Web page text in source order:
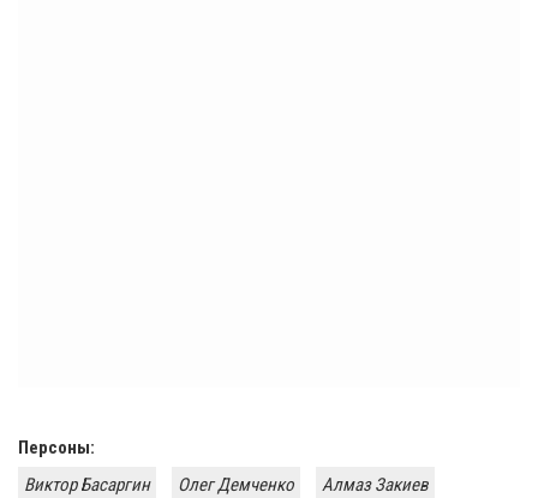
Персоны:
Виктор Басаргин
Олег Демченко Алмаз Закиев